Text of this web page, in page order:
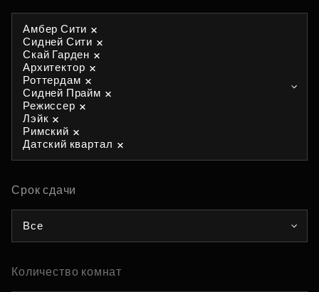
Амбер Сити
Сидней Сити
Скай Гарден
Архитектор
Роттердам
Сидней Прайм
Режиссер
Лэйк
Римский
Датский квартал
Срок сдачи
Все
Количество комнат